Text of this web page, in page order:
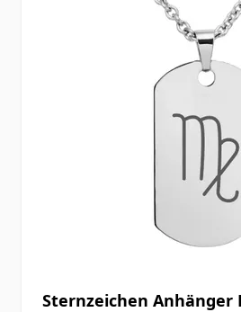
Sternzeichen Anhänger